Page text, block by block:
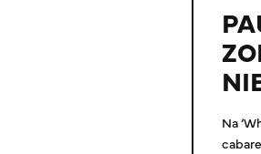
Na